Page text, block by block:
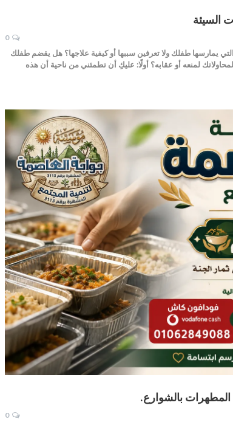
0
يمارسها طفلك ولا تعرفين سببها أو كيفية علاجها؟ هل يقضم طفلك
لمنعه أو عقابه؟ أولًا: عليكِ أن تطمئني من ناحية أن هذه
بالشوارع.
0